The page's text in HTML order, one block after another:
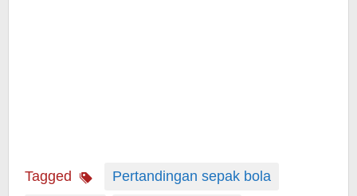
Tagged
Pertandingan sepak bola